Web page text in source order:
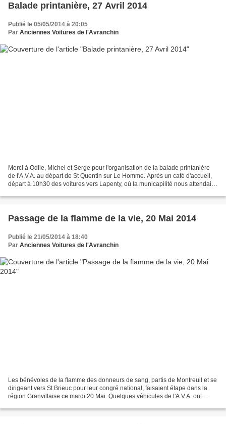
Balade printanière, 27 Avril 2014
Publié le 05/05/2014 à 20:05
Par Anciennes Voitures de l'Avranchin
Merci à Odile, Michel et Serge pour l'organisation de la balade printanière
de l'A.V.A. au départ de St Quentin sur Le Homme. Après un café d'accueil,
départ à 10h30 des voitures vers Lapenty, où la municapilité nous attendait
Passage de la flamme de la vie, 20 Mai 2014
Publié le 21/05/2014 à 18:40
Par Anciennes Voitures de l'Avranchin
Les bénévoles de la flamme des donneurs de sang, partis de Montreuil et se
dirigeant vers St Brieuc pour leur congré national, faisaient étape dans la
région Granvillaise ce mardi 20 Mai. Quelques véhicules de l'A.V.A. ont